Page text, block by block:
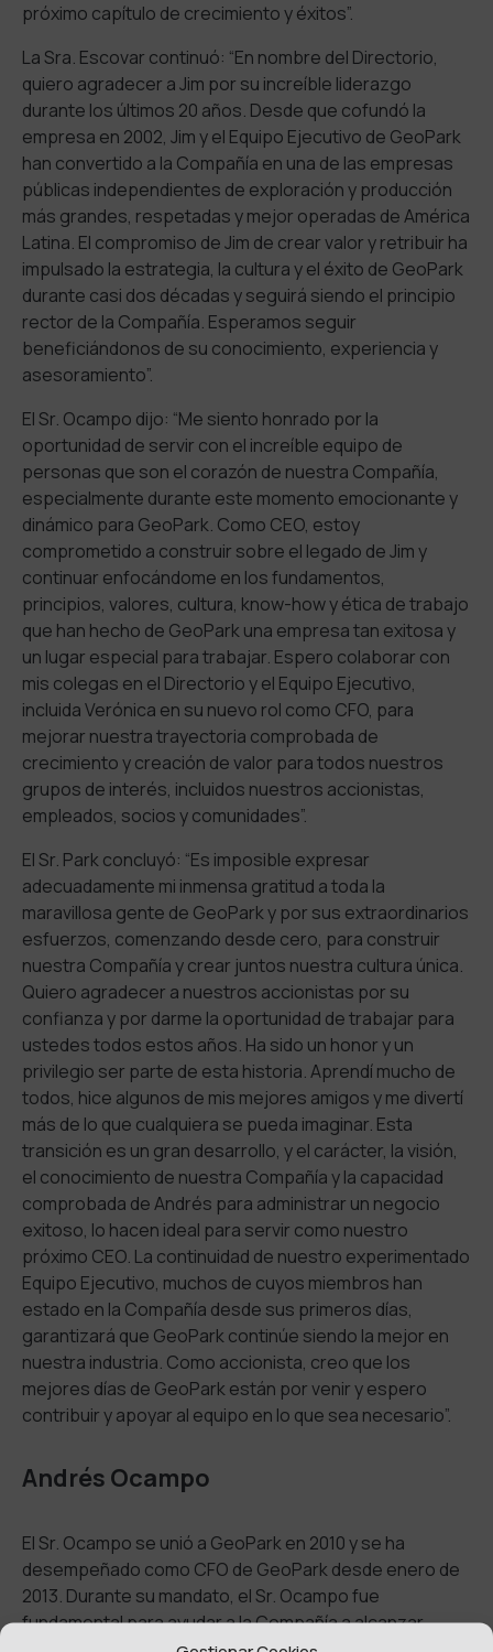
próximo capítulo de crecimiento y éxitos”.
La Sra. Escovar continuó: “En nombre del Directorio,
quiero agradecer a Jim por su increíble liderazgo
durante los últimos 20 años. Desde que cofundó la
empresa en 2002, Jim y el Equipo Ejecutivo de GeoPark
han convertido a la Compañía en una de las empresas
públicas independientes de exploración y producción
más grandes, respetadas y mejor operadas de América
Latina. El compromiso de Jim de crear valor y retribuir ha
impulsado la estrategia, la cultura y el éxito de GeoPark
durante casi dos décadas y seguirá siendo el principio
rector de la Compañía. Esperamos seguir
beneficiándonos de su conocimiento, experiencia y
asesoramiento”.
El Sr. Ocampo dijo: “Me siento honrado por la
oportunidad de servir con el increíble equipo de
personas que son el corazón de nuestra Compañía,
especialmente durante este momento emocionante y
dinámico para GeoPark. Como CEO, estoy
comprometido a construir sobre el legado de Jim y
continuar enfocándome en los fundamentos,
principios, valores, cultura, know-how y ética de trabajo
que han hecho de GeoPark una empresa tan exitosa y
un lugar especial para trabajar. Espero colaborar con
mis colegas en el Directorio y el Equipo Ejecutivo,
incluida Verónica en su nuevo rol como CFO, para
mejorar nuestra trayectoria comprobada de
crecimiento y creación de valor para todos nuestros
grupos de interés, incluidos nuestros accionistas,
empleados, socios y comunidades”.
El Sr. Park concluyó: “Es imposible expresar
adecuadamente mi inmensa gratitud a toda la
maravillosa gente de GeoPark y por sus extraordinarios
esfuerzos, comenzando desde cero, para construir
nuestra Compañía y crear juntos nuestra cultura única.
Quiero agradecer a nuestros accionistas por su
confianza y por darme la oportunidad de trabajar para
ustedes todos estos años. Ha sido un honor y un
privilegio ser parte de esta historia. Aprendí mucho de
todos, hice algunos de mis mejores amigos y me divertí
más de lo que cualquiera se pueda imaginar. Esta
transición es un gran desarrollo, y el carácter, la visión,
el conocimiento de nuestra Compañía y la capacidad
comprobada de Andrés para administrar un negocio
exitoso, lo hacen ideal para servir como nuestro
próximo CEO. La continuidad de nuestro experimentado
Equipo Ejecutivo, muchos de cuyos miembros han
estado en la Compañía desde sus primeros días,
garantizará que GeoPark continúe siendo la mejor en
nuestra industria. Como accionista, creo que los
mejores días de GeoPark están por venir y espero
contribuir y apoyar al equipo en lo que sea necesario”.
Andrés Ocampo
El Sr. Ocampo se unió a GeoPark en 2010 y se ha
desempeñado como CFO de GeoPark desde enero de
2013. Durante su mandato, el Sr. Ocampo fue
fundamental para ayudar a la Compañía a alcanzar